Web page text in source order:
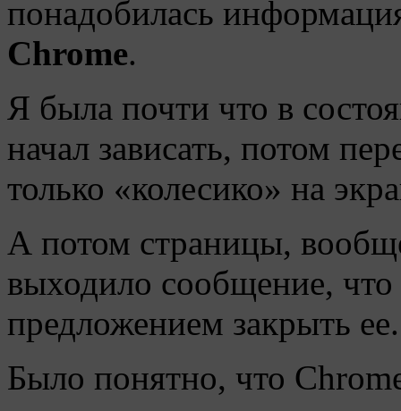
понадобилась
Chrome.
Я была почти что в
начал зависать, потом
только «колесико» на
А потом страницы,
выходило сообщение, что
предложением закрыть ее.
Было понятно, что